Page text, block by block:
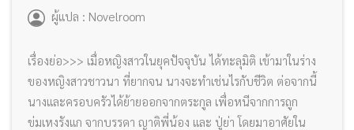
ผู้แปล : Novelroom
เรื่องย่อ>>> เมื่อหญิงสาวในยุคปัจจุบัน ได้ทะลุมิติ เข้ามาในร่าง
ของหญิงสาวชาวนา ที่ยากจน นางจะทำเช่นไรกับชีวิต ต่อจากนี้
นางและครอบครัวได้ย้ายออกจากตระกูล เพื่อหนีจากการถูก
ข่มเหงรังแก จากบรรดา ญาติพี่น้อง และ ปู่ย่า โดยมาอาศัยใน